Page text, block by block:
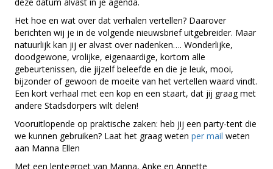
deze datum alvast in je agenda.
Het hoe en wat over dat verhalen vertellen? Daarover
berichten wij je in de volgende nieuwsbrief uitgebreider. Maar
natuurlijk kan jij er alvast over nadenken…. Wonderlijke,
doodgewone, vrolijke, eigenaardige, kortom alle
gebeurtenissen, die jijzelf beleefde en die je leuk, mooi,
bijzonder of gewoon de moeite van het vertellen waard vindt.
Een kort verhaal met een kop en een staart, dat jij graag met
andere Stadsdorpers wilt delen!
Vooruitlopende op praktische zaken: heb jij een party-tent die
we kunnen gebruiken? Laat het graag weten per mail weten
aan Manna Ellen
Met een lentegroet van Manna, Anke en Annette